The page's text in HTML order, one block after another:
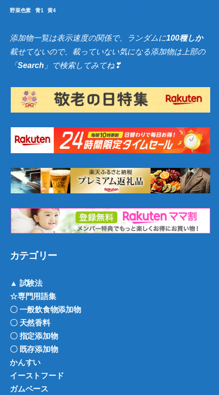
野菜色素 青1 黄4
添加物一覧は表示速度の関係で、ランダムに100種しか
載せてないので、載っていない気になる添加物は上部の
「Search 」で検索してみてね❣
カテゴリー
▲ 試験法
☆専門用語集
〇 一般飲食物添加物
〇 天然香料
〇 指定添加物
〇 既存添加物
かんすい
イーストフード
ガムベース